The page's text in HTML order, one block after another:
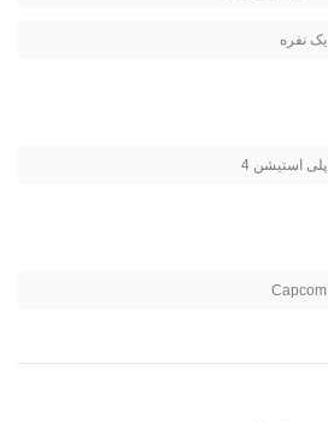
یک نفره
پلی استیشن 4
Capcom